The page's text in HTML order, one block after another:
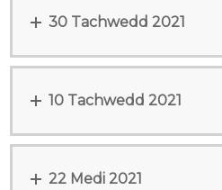
30 Tachwedd 2021
10 Tachwedd 2021
22 Medi 2021